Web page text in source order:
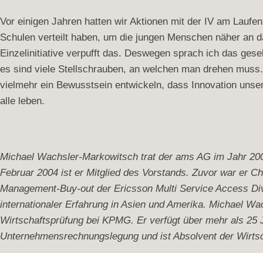
Vor einigen Jahren hatten wir Aktionen mit der IV am
Schulen verteilt haben, um die jungen Menschen näher an
Einzelinitiative verpufft das. Deswegen sprach ich das
es sind viele Stellschrauben, an welchen man drehen
vielmehr ein Bewusstsein entwickeln, dass Innovation
alle leben.
Michael Wachsler-Markowitsch trat der ams AG im Jahr
Februar 2004 ist er Mitglied des Vorstands. Zuvor war er
Management-Buy-out der Ericsson Multi Service Access
internationaler Erfahrung in Asien und Amerika. Michael
Wirtschaftsprüfung bei KPMG. Er verfügt über mehr als
Unternehmensrechnungslegung und ist Absolvent der